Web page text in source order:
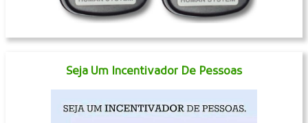
Seja Um Incentivador De Pessoas